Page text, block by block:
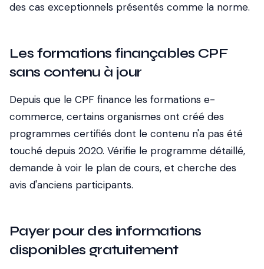
des cas exceptionnels présentés comme la norme.
Les formations finançables CPF
sans contenu à jour
Depuis que le CPF finance les formations e-
commerce, certains organismes ont créé des
programmes certifiés dont le contenu n'a pas été
touché depuis 2020. Vérifie le programme détaillé,
demande à voir le plan de cours, et cherche des
avis d'anciens participants.
Payer pour des informations
disponibles gratuitement